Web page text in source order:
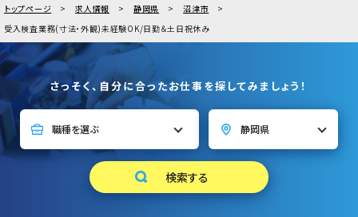
トップページ 求人情報 静岡県
沼津市
受入検査業務(寸法・外観)未経験OK/日勤＆土日祝休み
さっそく、自分に合ったお仕事を探してみましょう！